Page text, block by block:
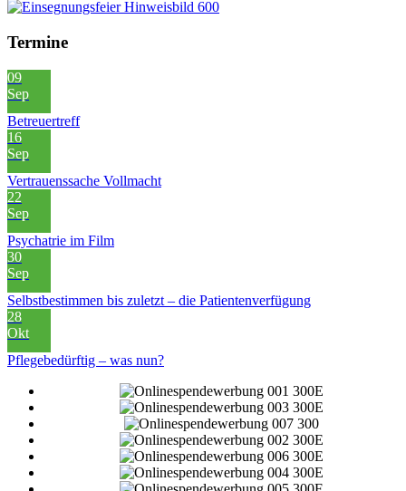
Termine
09
Sep
Betreuertreff
16
Sep
Vertrauenssache Vollmacht
22
Sep
Psychatrie im Film
30
Sep
Selbstbestimmen bis zuletzt – die Patientenverfügung
28
Okt
Pflegebedürftig – was nun?